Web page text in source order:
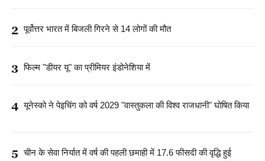
2 पूर्वोत्तर भारत में बिजली गिरने से 14 लोगों की मौत
3 फिल्म "डीयर यू" का प्रीमियर इंडोनेशिया में
4 यूनेस्को ने पेइचिंग को वर्ष 2029 "वास्तुकला की विश्व राजधानी" घोषित किया
5 चीन के सेवा निर्यात में वर्ष की पहली छमाही में 17.6 फीसदी की वृद्धि हुई